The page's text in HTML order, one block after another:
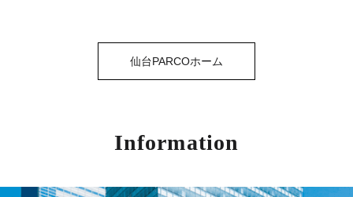
仙台PARCOホーム
Information